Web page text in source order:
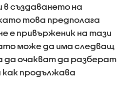
в създаването на
това предполага
е привърженик на тази
може да има следващ
да очакват да разберат
как продължава